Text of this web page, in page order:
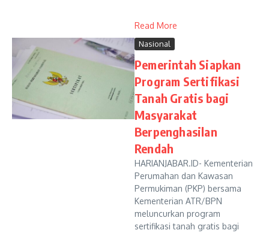
Read More
Nasional
Pemerintah Siapkan
Program Sertifikasi
Tanah Gratis bagi
Masyarakat
Berpenghasilan
Rendah
HARIANJABAR.ID- Kementerian
Perumahan dan Kawasan
Permukiman (PKP) bersama
Kementerian ATR/BPN
meluncurkan program
sertifikasi tanah gratis bagi